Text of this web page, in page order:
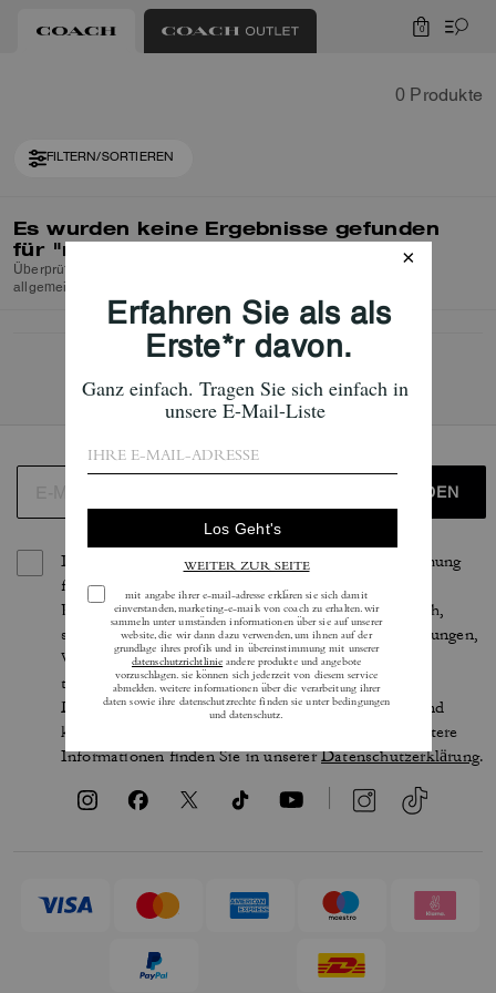
0
0 Produkte
FILTERN/SORTIEREN
Es wurden keine Ergebnisse gefunden
für "null"
Überprüfen Sie die Rechtschreibung oder verwenden Sie einen
allgemeineren Suchbegriff und versuchen Sie es erneut.
ANMELDEN
Indem Sie sich anmelden, erteilen Sie Ihre Zustimmung
für den Erhalt von E-Mails über die neuesten
Kollektionen, Angebote und Neuigkeiten von Coach,
sowie Informationen darüber, wie Sie an Veranstaltungen,
Wettbewerben oder Werbekampagnen von Coach
teilnehmen können. Im Rahmen der geltenden
Datenschutzgesetze haben Sie bestimmte Rechte und
können Ihre Einwilligung jederzeit widerrufen. Weitere
Informationen finden Sie in unsererDatenschutzerklärung.